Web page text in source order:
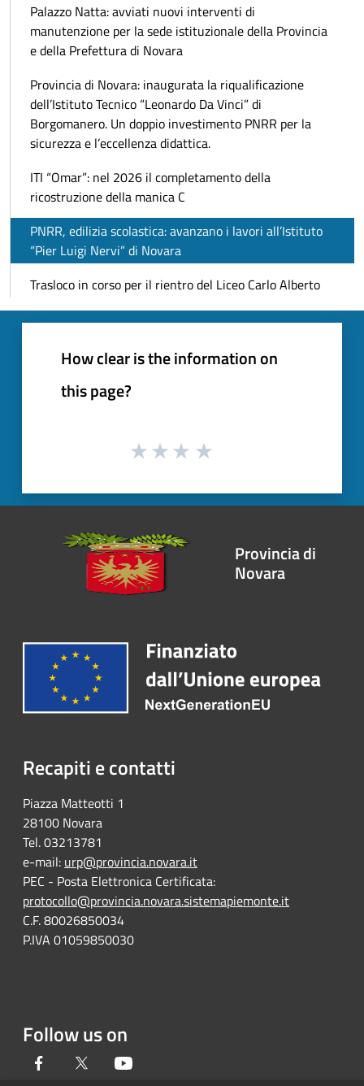
Palazzo Natta: avviati nuovi interventi di
manutenzione per la sede istituzionale della Provincia
e della Prefettura di Novara
Provincia di Novara: inaugurata la riqualificazione
dell’Istituto Tecnico “Leonardo Da Vinci” di
Borgomanero. Un doppio investimento PNRR per la
sicurezza e l’eccellenza didattica.
ITI “Omar”: nel 2026 il completamento della
ricostruzione della manica C
PNRR, edilizia scolastica: avanzano i lavori all’Istituto
“Pier Luigi Nervi” di Novara
Trasloco in corso per il rientro del Liceo Carlo Alberto
How clear is the information on
this page?
Provincia di
Novara
Recapiti e contatti
Piazza Matteotti 1
28100 Novara
Tel. 03213781
e-mail: urp@provincia.novara.it
PEC - Posta Elettronica Certificata:
protocollo@provincia.novara.sistemapiemonte.it
C.F. 80026850034
P.IVA 01059850030
Follow us on
Facebook Twitter